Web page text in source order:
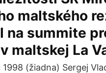
maltského
na summite
maltskej La
(žiadna) Sergej